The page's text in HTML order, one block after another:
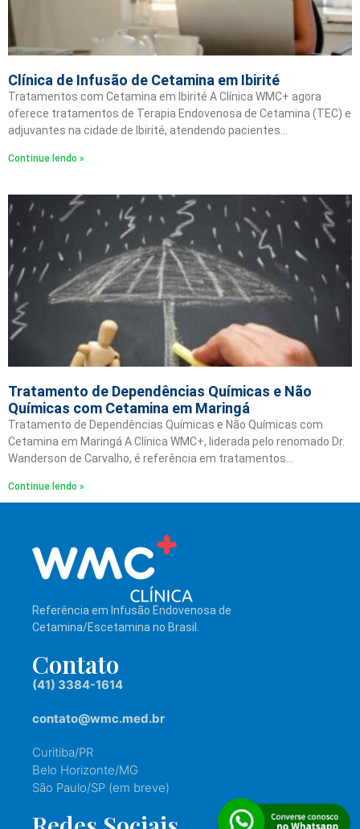
Clínica de Infusão de Cetamina em Ibirité
Tratamentos com Cetamina em Ibirité A Clínica WMC+ agora
oferece tratamentos de Terapia Endovenosa de Cetamina (TEC) e
adjuvantes na cidade de Ibirité, atendendo pacientes…
Continue lendo »
Tratamento de Dependências Químicas e Não
Químicas com Cetamina em Maringá
Tratamento de Dependências Químicas e Não Químicas com
Cetamina em Maringá A Clínica WMC+, liderada pelo renomado Dr.
Wanderson de Carvalho, é referência em tratamentos…
Continue lendo »
Referência em Infusão Endovenosa de
Cetamina/Escetamina no Brasil.
Contato
(41) 3384-1614
contato@wmc.med.br
Curitiba/PR
Belo Horizonte/MG
São Paulo/SP (em breve)